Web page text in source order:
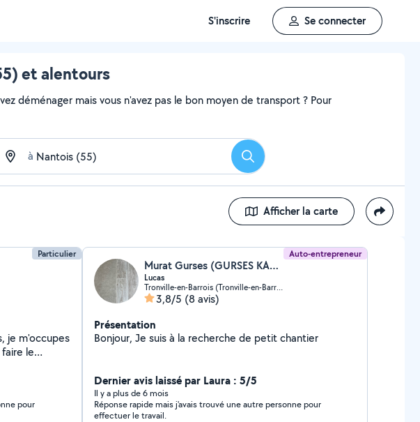
S'inscrire Se connecter
et alentours
déménager mais vous n'avez pas le bon moyen de transport ? Pour
à Rechercher
Afficher la carte
Particulier
je m'occupes
le
pour
Auto-entrepreneur
Murat Gurses (GURSES KARA NETTOYAGE ET SERVICES)
Lucas
Tronville-en-Barrois (Tronville-en-Barrois)
3,8/5 (8 avis)
Présentation
Bonjour, Je suis à la recherche de petit chantier
Dernier avis laissé par Laura : 5/5
Il y a plus de 6 mois
Réponse rapide mais j'avais trouvé une autre personne pour
effectuer le travail.